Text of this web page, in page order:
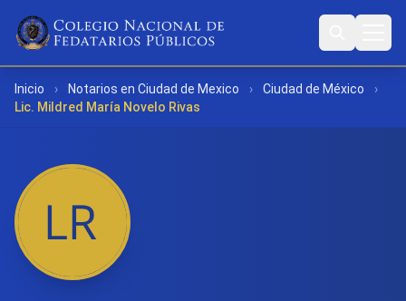
Inicio › Notarios en Ciudad de Mexico › Ciudad de México
›
Lic. Mildred María Novelo Rivas